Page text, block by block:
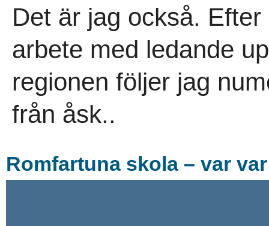
Det är jag också.
arbete med ledande
regionen följer jag
från åsk..
Romfartuna skola – var